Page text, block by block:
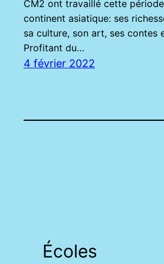
CM2 ont travaillé cette
continent asiatique: ses
sa culture, son art, ses contes
Profitant du…
4 février 2022
Écoles